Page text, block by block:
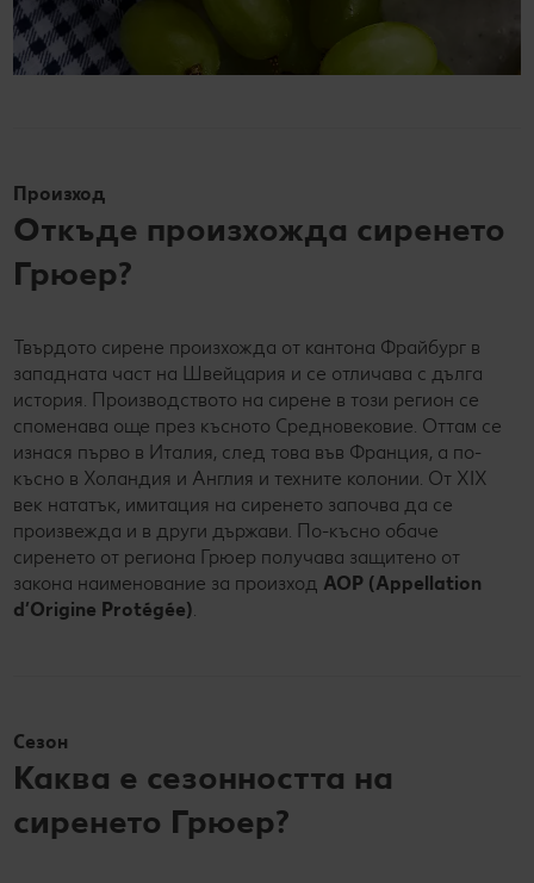
Произход
Откъде произхожда сиренето
Грюер?
Твърдото сирене произхожда от кантона Фрайбург в
западната част на Швейцария и се отличава с дълга
история. Производството на сирене в този регион се
споменава още през късното Средновековие. Оттам се
изнася първо в Италия, след това във Франция, а по-
късно в Холандия и Англия и техните колонии. От XIX
век нататък, имитация на сиренето започва да се
произвежда и в други държави. По-късно обаче
сиренето от региона Грюер получава защитено от
закона наименование за произход AOP (Appellation
d’Origine Protégée).
Сезон
Каква е сезонността на
сиренето Грюер?